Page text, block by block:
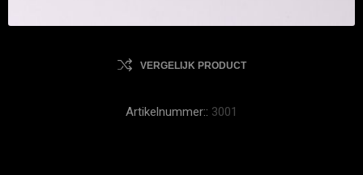
VERGELIJK PRODUCT
Artikelnummer:: 3001